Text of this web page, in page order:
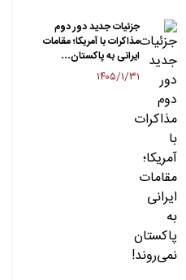
جزئیات جدید دور دوم
مذاکرات با آمریکا؛ مقامات
ایرانی به پاکستان…
۱۴۰۵/۱/۳۱